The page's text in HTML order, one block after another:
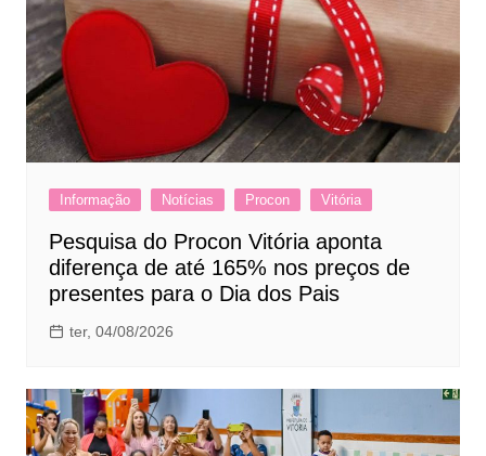
Informação Notícias Procon Vitória
Pesquisa do Procon Vitória aponta
diferença de até 165% nos preços de
presentes para o Dia dos Pais
ter, 04/08/2026